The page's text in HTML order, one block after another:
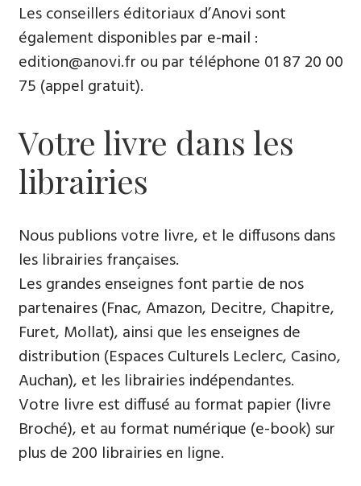
Les conseillers éditoriaux d’Anovi sont
également disponibles par e-mail :
edition@anovi.fr ou par téléphone ​​0​1 87 20 00
75 (appel gratuit).
Votre livre dans les
librairies
Nous publions votre livre, et le diffusons dans
les librairies françaises​.
Les grandes enseignes font partie de nos
partenaires (Fnac, Amazon, Decitre, Chapitre,
Furet, Mollat), ainsi que les enseignes de
distribution (Espaces Culturels Leclerc, Casino,
Auchan), et les librairies indépendantes.
Votre livre est diffusé au format papier (livre
Broché), et au format numérique (e-book) sur
plus de 200 librairies en ligne.